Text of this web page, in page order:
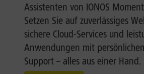
Assistenten von IONOS
Setzen Sie auf zuverlässiges
sichere Cloud-Services und
Anwendungen mit
Support – alles aus einer Hand.